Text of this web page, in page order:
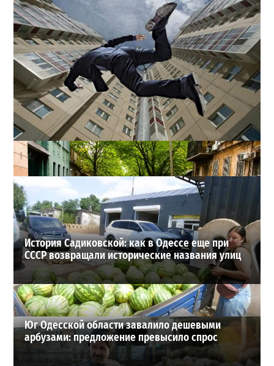
В одесском жилмассиве Радужном погиб 26-летний
мужчина: что известно
3
27-07-2026 в 13:47
ВИБОР РЕДАКЦИИ
История Садиковской: как в Одессе еще при
СССР возвращали исторические названия улиц
Юг Одесской области завалило дешевыми
арбузами: предложение превысило спрос